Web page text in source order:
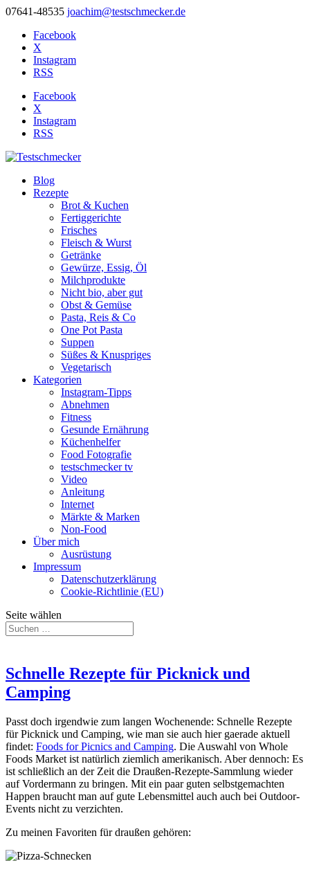
07641-48535 joachim@testschmecker.de
Facebook
X
Instagram
RSS
Facebook
X
Instagram
RSS
Blog
Rezepte
Brot & Kuchen
Fertiggerichte
Frisches
Fleisch & Wurst
Getränke
Gewürze, Essig, Öl
Milchprodukte
Nicht bio, aber gut
Obst & Gemüse
Pasta, Reis & Co
One Pot Pasta
Suppen
Süßes & Knuspriges
Vegetarisch
Kategorien
Instagram-Tipps
Abnehmen
Fitness
Gesunde Ernährung
Küchenhelfer
Food Fotografie
testschmecker tv
Video
Anleitung
Internet
Märkte & Marken
Non-Food
Über mich
Ausrüstung
Impressum
Datenschutzerklärung
Cookie-Richtlinie (EU)
Seite wählen
Schnelle Rezepte für Picknick und
Camping
Passt doch irgendwie zum langen Wochenende: Schnelle Rezepte
für Picknick und Camping, wie man sie auch hier gaerade aktuell
findet: Foods for Picnics and Camping. Die Auswahl von Whole
Foods Market ist natürlich ziemlich amerikanisch. Aber dennoch: Es
ist schließlich an der Zeit die Draußen-Rezepte-Sammlung wieder
auf Vordermann zu bringen. Mit ein paar guten selbstgemachten
Happen braucht man auf gute Lebensmittel auch auch bei Outdoor-
Events nicht zu verzichten.
Zu meinen Favoriten für draußen gehören: